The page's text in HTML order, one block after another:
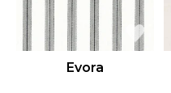
Evora